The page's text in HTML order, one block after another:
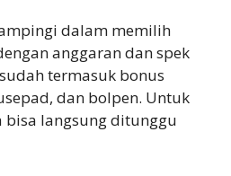
dalam memilih
anggaran dan spek
termasuk bonus
dan bolpen. Untuk
bisa langsung ditunggu